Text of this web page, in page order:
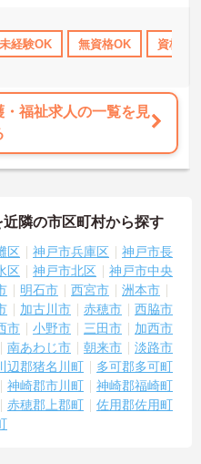
休暇取得実績あり 交通費支給
未経験OK 無資格OK 資格取
福祉求人の一覧を見
隣の市区町村から探す
区 神戸市兵庫区
神戸市長
区 神戸市北区
神戸市中央
明石市 西宮市
洲本市
加古川市 赤穂市
西脇市
市 小野市 三田市
加西市
南あわじ市 朝来市
淡路市
辺郡猪名川町
多可郡多可町
神崎郡市川町
神崎郡福崎町
赤穂郡上郡町
佐用郡佐用町